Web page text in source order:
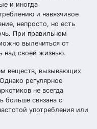
и иногда
и навязчивое
непросто, но есть
При правильном
вылечиться от
над своей жизнью.
веществ, вызывающих
регулярное
не всегда
больше связана с
употребления или